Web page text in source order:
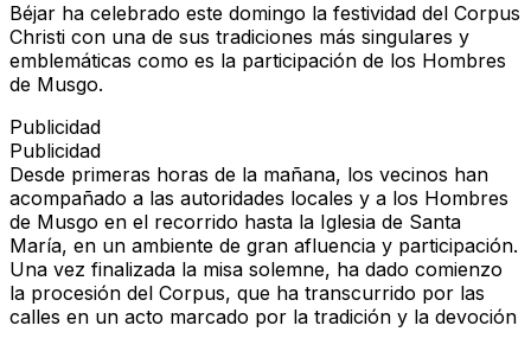
Béjar ha celebrado este domingo la festividad del Corpus
Christi con una de sus tradiciones más singulares y
emblemáticas como es la participación de los Hombres
de Musgo.
Publicidad
Publicidad
Desde primeras horas de la mañana, los vecinos han
acompañado a las autoridades locales y a los Hombres
de Musgo en el recorrido hasta la Iglesia de Santa
María, en un ambiente de gran afluencia y participación.
Una vez finalizada la misa solemne, ha dado comienzo
la procesión del Corpus, que ha transcurrido por las
calles en un acto marcado por la tradición y la devoción